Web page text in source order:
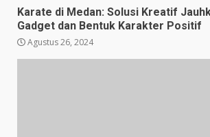
Karate di Medan: Solusi Kreatif
Gadget dan Bentuk Karakter Positif
Agustus 26, 2024